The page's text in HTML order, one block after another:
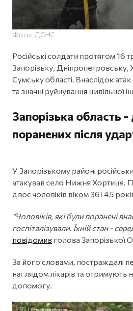
Фото: ДСНС
Російські солдати протягом 16
Запорізьку, Дніпропетровську,
Сумську області. Внаслідок атак
та значні руйнування цивільної
Запорізька область -
поранених після
У Запорізькому районі
атакував село Нижня Хортиця.
двоє чоловіків віком 36 і 45
“Чоловіків, які були поранені
госпіталізували. Їхній стан -
повідомив голова Запорізької
За його словами, постраждалі
наглядом лікарів та отримують
допомогу.